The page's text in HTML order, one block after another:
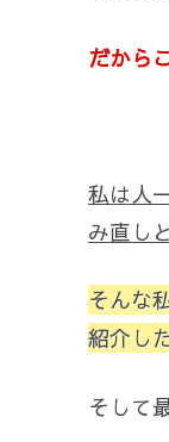
だから
私は人
み直し
そんな
紹介し
そして